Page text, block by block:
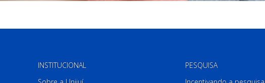
INSTITUCIONAL
PESQUISA